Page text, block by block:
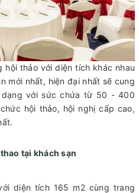
hội thảo với diện tích khác nhau
mới nhất, hiện đại nhất sẽ cung
với sức chứa từ 50 - 400
hội thảo, hội nghị cấp cao,
tại khách sạn
diện tích 165 m2 cùng trang